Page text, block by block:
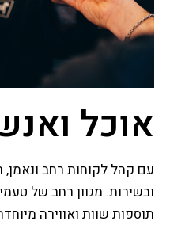
אוכל
עם קהל לקוחות רחב ונאמן,
ובשירות. מגוון רחב של
תוספות שוות ואווירה